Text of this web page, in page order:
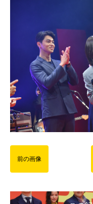
前の画像